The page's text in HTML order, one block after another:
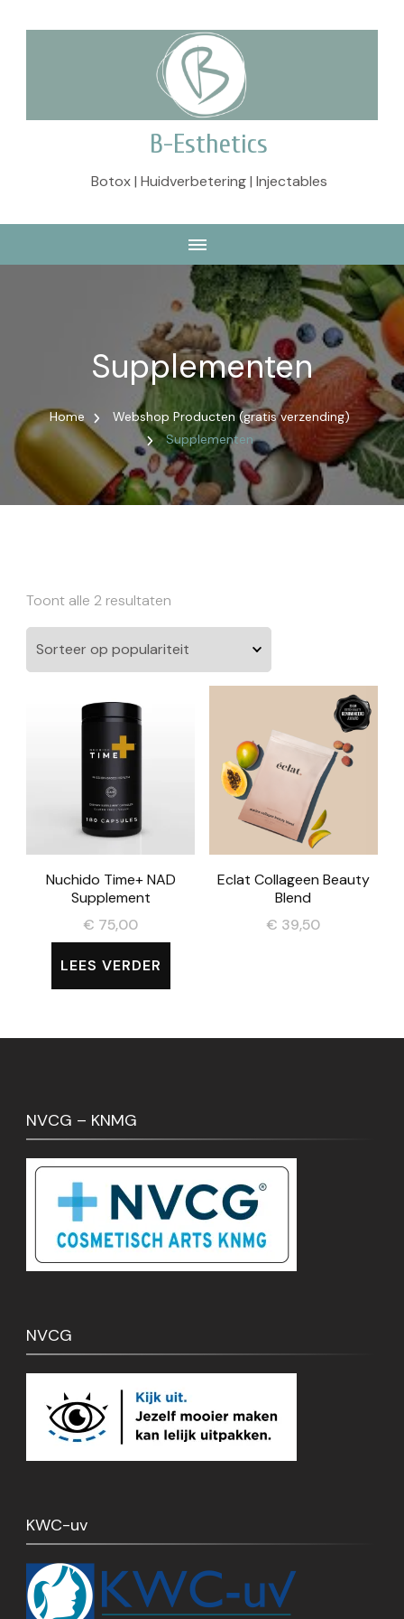
B-Esthetics
Botox | Huidverbetering | Injectables
Supplementen
Home
Webshop Producten (gratis verzending)
Supplementen
Toont alle 2 resultaten
op
populariteit
Nuchido Time+ NAD
Supplement
€ 75,00
LEES VERDER
Eclat Collageen Beauty
Blend
€ 39,50
NVCG – KNMG
NVCG
KWC-uv